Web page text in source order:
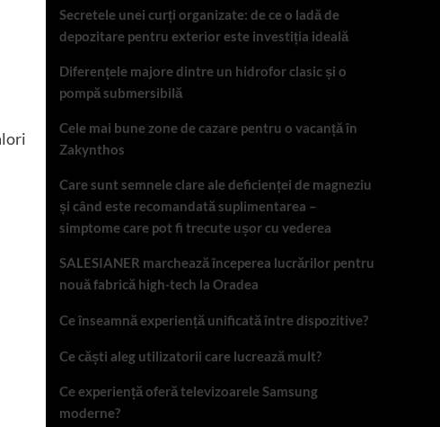
Secretele unei curți organizate: de ce o ladă de
depozitare pentru exterior este investiția ideală
Diferențele majore dintre un hidrofor clasic și o
pompă submersibilă
Cele mai bune zone de cazare pentru o vacanță în
Zakynthos
Care sunt semnele clare ale deficienței de magneziu
și când este recomandată suplimentarea –
simptome care pot fi trecute ușor cu vederea
SALESIANER marchează începerea lucrărilor pentru
nouă fabrică high-tech la Oradea
Ce înseamnă experiență unificată între dispozitive?
Ce căști aleg utilizatorii care lucrează mult?
Ce experiență oferă televizoarele Samsung
moderne?